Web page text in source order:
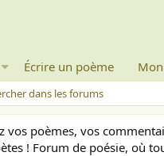
Écrire un poème
dans les forums
vos poèmes, vos
! Forum de poésie, où